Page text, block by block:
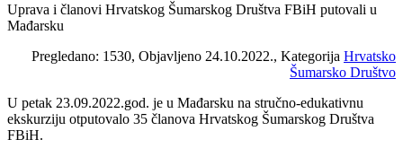
Uprava i članovi Hrvatskog Šumarskog Društva FBiH putovali u
Mađarsku
Pregledano: 1530, Objavljeno 24.10.2022., Kategorija Hrvatsko
Šumarsko Društvo
U petak 23.09.2022.god. je u Mađarsku na stručno-edukativnu
ekskurziju otputovalo 35 članova Hrvatskog Šumarskog Društva
FBiH.